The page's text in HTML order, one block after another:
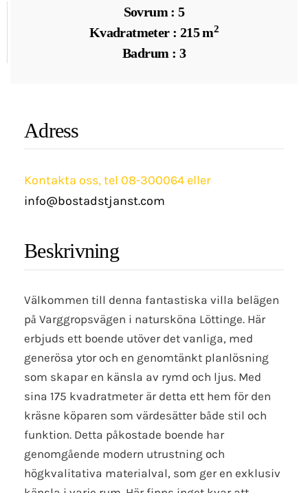
Sovrum : 5
Kvadratmeter : 215 m2
Badrum : 3
Adress
Kontakta oss, tel 08-300064 eller
info@bostadstjanst.com
Beskrivning
Välkommen till denna fantastiska villa belägen
på Varggropsvägen i natursköna Löttinge. Här
erbjuds ett boende utöver det vanliga, med
generösa ytor och en genomtänkt planlösning
som skapar en känsla av rymd och ljus. Med
sina 175 kvadratmeter är detta ett hem för den
kräsne köparen som värdesätter både stil och
funktion. Detta påkostade boende har
genomgående modern utrustning och
högkvalitativa materialval, som ger en exklusiv